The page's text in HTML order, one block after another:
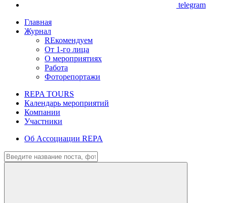
telegram
Главная
Журнал
REкомендуем
От 1-го лица
О мероприятиях
Работа
Фоторепортажи
REPA TOURS
Календарь мероприятий
Компании
Участники
Об Ассоциации REPA